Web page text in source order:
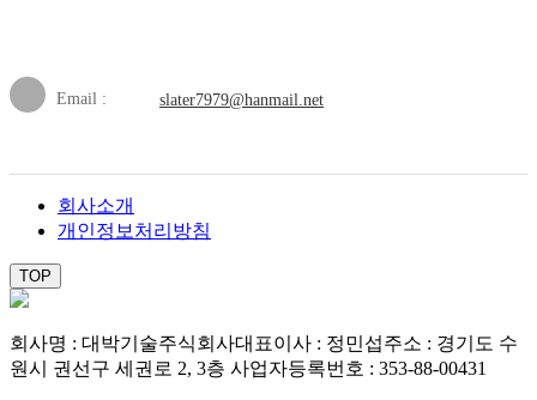
Email : slater7979@hanmail.net
회사소개
개인정보처리방침
TOP
회사명 : 대박기술주식회사대표이사 : 정민섭주소 : 경기도 수
원시 권선구 세권로 2, 3층 사업자등록번호 : 353-88-00431